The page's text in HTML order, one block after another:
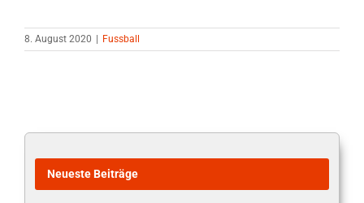
8. August 2020 Fussball
Neueste Beiträge